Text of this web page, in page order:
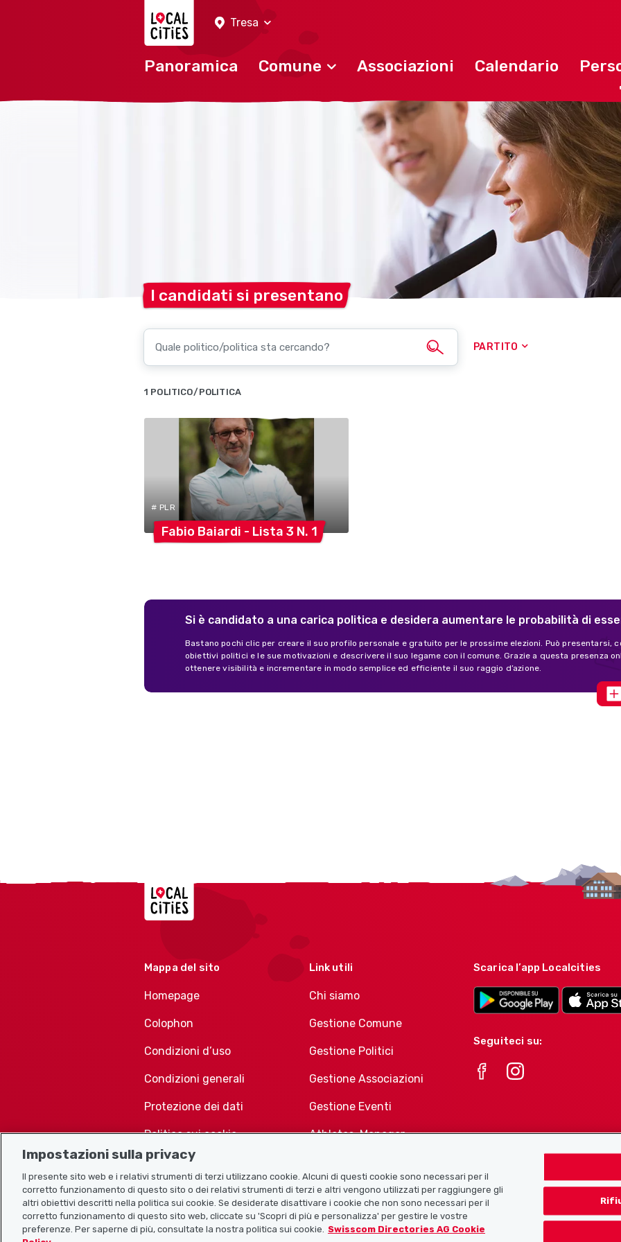
Tresa
Panoramica Comune Associazioni Calendario
I candidati si presentano
PARTITO
1 POLITICO/POLITICA
# PLR
Fabio Baiardi - Lista 3 N. 1
Si è candidato a una carica politica e desidera aumentare le probabilità di
Bastano pochi clic per creare il suo profilo personale e gratuito per le prossime elezioni. Può presentarsi,
obiettivi politici e le sue motivazioni e descrivere il suo legame con il comune. Grazie a questa presenza
ottenere visibilità e incrementare in modo semplice ed efficiente il suo raggio d’azione.
Localcities
Mappa del sito
Homepage
Colophon
Condizioni d’uso
Condizioni generali
Protezione dei dati
Politica sui cookie
Link utili
Chi siamo
Gestione Comune
Gestione Politici
Gestione Associazioni
Gestione Eventi
Athletes-Manager
Associazioni
Scarica l’app Localcities
Seguiteci su:
Impostazioni sulla privacy
Il presente sito web e i relativi strumenti di terzi utilizzano cookie. Alcuni di questi cookie sono necessari per il
corretto funzionamento di questo sito o dei relativi strumenti di terzi e altri vengono utilizzati per raggiungere gli
altri obiettivi descritti nella politica sui cookie. Se desiderate disattivare i cookie che non sono necessari per il
corretto funzionamento di questo sito web, cliccate su 'Scopri di più e personalizza' per gestire le vostre
preferenze. Per saperne di più, consultate la nostra politica sui cookie. Swisscom Directories AG Cookie